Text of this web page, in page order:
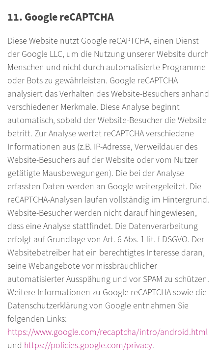
11. Google reCAPTCHA
Diese Website nutzt Google reCAPTCHA, einen Dienst
der Google LLC, um die Nutzung unserer Website durch
Menschen und nicht durch automatisierte Programme
oder Bots zu gewährleisten. Google reCAPTCHA
analysiert das Verhalten des Website-Besuchers anhand
verschiedener Merkmale. Diese Analyse beginnt
automatisch, sobald der Website-Besucher die Website
betritt. Zur Analyse wertet reCAPTCHA verschiedene
Informationen aus (z.B. IP-Adresse, Verweildauer des
Website-Besuchers auf der Website oder vom Nutzer
getätigte Mausbewegungen). Die bei der Analyse
erfassten Daten werden an Google weitergeleitet. Die
reCAPTCHA-Analysen laufen vollständig im Hintergrund.
Website-Besucher werden nicht darauf hingewiesen,
dass eine Analyse stattfindet. Die Datenverarbeitung
erfolgt auf Grundlage von Art. 6 Abs. 1 lit. f DSGVO. Der
Websitebetreiber hat ein berechtigtes Interesse daran,
seine Webangebote vor missbräuchlicher
automatisierter Ausspähung und vor SPAM zu schützen.
Weitere Informationen zu Google reCAPTCHA sowie die
Datenschutzerklärung von Google entnehmen Sie
folgenden Links:
https://www.google.com/recaptcha/intro/android.html
und https://policies.google.com/privacy.